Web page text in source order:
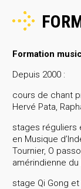
Formation
Depuis 2000 :
cours de chant
Hervé Pata,
stages réguliers
en Musique
Tournier, O
amérindienne du
stage Qi Gong